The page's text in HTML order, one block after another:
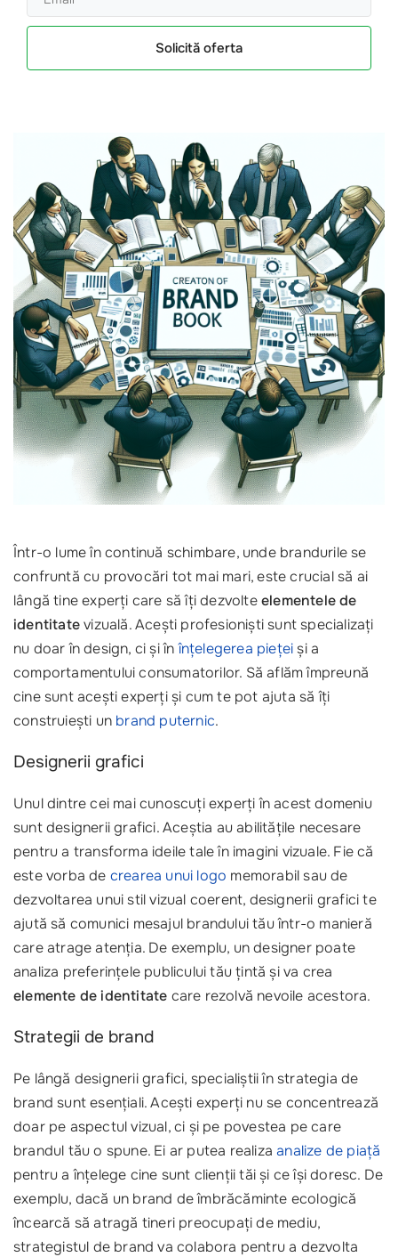
Solicită oferta
Într-o lume în continuă schimbare, unde brandurile se
confruntă cu provocări tot mai mari, este crucial să ai
lângă tine experți care să îți dezvolteelementele de
identitatevizuală. Acești profesioniști sunt specializați
nu doar în design, ci și înînțelegerea piețeiși a
comportamentului consumatorilor. Să aflăm împreună
cine sunt acești experți și cum te pot ajuta să îți
construiești un brand puternic.
Designerii grafici
Unul dintre cei mai cunoscuți experți în acest domeniu
sunt designerii grafici. Aceștia au abilitățile necesare
pentru a transforma ideile tale în imagini vizuale. Fie că
este vorba de crearea unui logo memorabil sau de
dezvoltarea unui stil vizual coerent, designerii grafici te
ajută să comunici mesajul brandului tău într-o manieră
care atrage atenția. De exemplu, un designer poate
analiza preferințele publicului tău țintă și va crea
elemente de identitate care rezolvă nevoile acestora.
Strategii de brand
Pe lângă designerii grafici, specialiștii în strategia de
brand sunt esențiali. Acești experți nu se concentrează
doar pe aspectul vizual, ci și pe povestea pe care
brandul tău o spune. Ei ar putea realizaanalize de piață
pentru a înțelege cine sunt clienții tăi și ce își doresc. De
exemplu, dacă un brand de îmbrăcăminte ecologică
încearcă să atragă tineri preocupați de mediu,
strategistul de brand va colabora pentru a dezvolta